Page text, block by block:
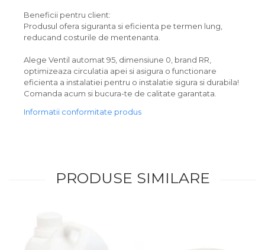
Beneficii pentru client:
Produsul ofera siguranta si eficienta pe termen lung,
reducand costurile de mentenanta.
Alege Ventil automat 95, dimensiune 0, brand RR,
optimizeaza circulatia apei si asigura o functionare
eficienta a instalatiei pentru o instalatie sigura si durabila!
Comanda acum si bucura-te de calitate garantata.
Informatii conformitate produs
PRODUSE SIMILARE